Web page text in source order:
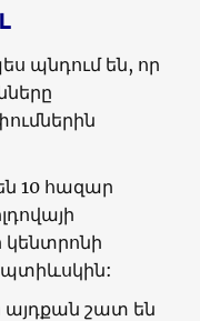
պնդում են, որ
10 հազար
այդքան շատ են